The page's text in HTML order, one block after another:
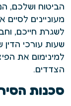
הביטוח ושלכם,
מעוניינים
לשגרת חייכם,
שעות עורכי
הצדדים.
סכנות